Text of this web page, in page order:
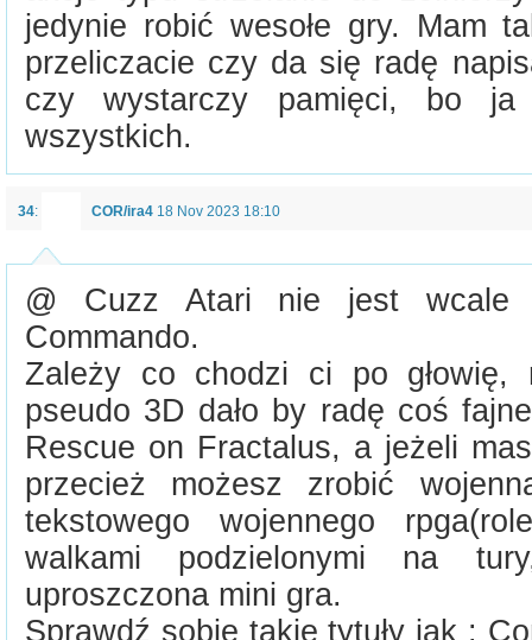
jedynie robić wesołe gry. Mam
przeliczacie czy da się radę
czy wystarczy pamięci, bo
wszystkich.
34: COR/ira4 18 Nov 2023 18:10
@ Cuzz Atari nie jest wcale
Commando.
Zależy co chodzi ci po głowię,
pseudo 3D dało by radę coś
Rescue on Fractalus, a jeżeli
przecież możesz zrobić
tekstowego wojennego
walkami podzielonymi na
uproszczona mini gra.
Sprawdź sobie takie tytuły jak :